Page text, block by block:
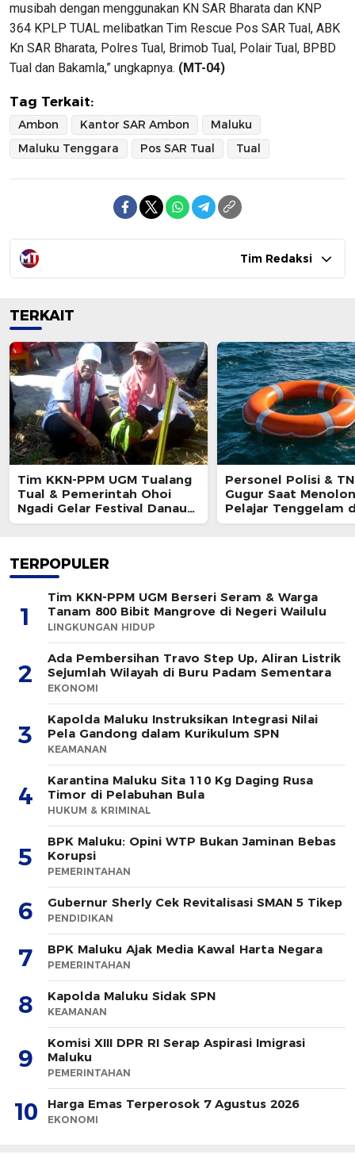
musibah dengan menggunakan KN SAR Bharata dan KNP
364 KPLP TUAL melibatkan Tim Rescue Pos SAR Tual, ABK
Kn SAR Bharata, Polres Tual, Brimob Tual, Polair Tual, BPBD
Tual dan Bakamla,” ungkapnya. (MT-04)
Tag Terkait:
Ambon Kantor SAR Ambon
Maluku
Maluku Tenggara
Pos SAR Tual Tual
Tim Redaksi
TERKAIT
Tim KKN-PPM UGM Tualang
Tual & Pemerintah Ohoi
Ngadi Gelar Festival Danau
Waren 2026
Personel Polisi &
Gugur Saat
Pelajar Tenggelam
TERPOPULER
1
Tim KKN-PPM UGM Berseri Seram & Warga
Tanam 800 Bibit Mangrove di Negeri Wailulu
LINGKUNGAN HIDUP
2
Ada Pembersihan Travo Step Up, Aliran Listrik
Sejumlah Wilayah di Buru Padam Sementara
EKONOMI
3
Kapolda Maluku Instruksikan Integrasi Nilai
Pela Gandong dalam Kurikulum SPN
KEAMANAN
4
Karantina Maluku Sita 110 Kg Daging Rusa
Timor di Pelabuhan Bula
HUKUM & KRIMINAL
5
BPK Maluku: Opini WTP Bukan Jaminan Bebas
Korupsi
PEMERINTAHAN
6 Gubernur Sherly Cek Revitalisasi SMAN 5 Tikep
PENDIDIKAN
7 BPK Maluku Ajak Media Kawal Harta Negara
PEMERINTAHAN
8 Kapolda Maluku Sidak SPN
KEAMANAN
9
Komisi XIII DPR RI Serap Aspirasi Imigrasi
Maluku
PEMERINTAHAN
10 Harga Emas Terperosok 7 Agustus 2026
EKONOMI